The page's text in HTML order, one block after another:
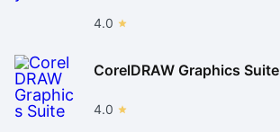
4.0
CorelDRAW Graphics Suite
4.0